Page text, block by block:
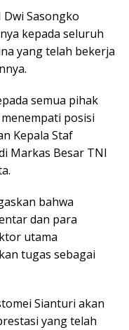
Sasongko
kepada seluruh
yang telah bekerja
semua pihak
posisi
Kepala Staf
Markas Besar TNI
bahwa
dan para
utama
tugas sebagai
Sianturi akan
yang telah